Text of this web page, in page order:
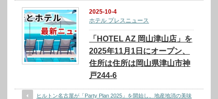
2025-10-4
ホテル プレスニュース
「HOTEL AZ 岡山津山店」を
2025年11月1日にオープン、
住所は住所は岡山県津山市神
戸244-6
ヒルトン名古屋が「Party Plan 2025」を開始し、地産地消の美味